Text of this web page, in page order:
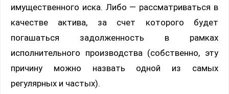
имущественного иска. Либо — рассматриваться в
качестве актива, за счет которого будет
погашаться задолженность в рамках
исполнительного производства (собственно, эту
причину можно назвать одной из самых
регулярных и частых).